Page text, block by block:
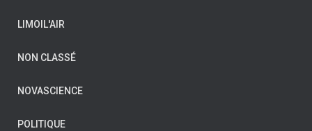
LIMOIL'AIR
NON CLASSÉ
NOVASCIENCE
POLITIQUE